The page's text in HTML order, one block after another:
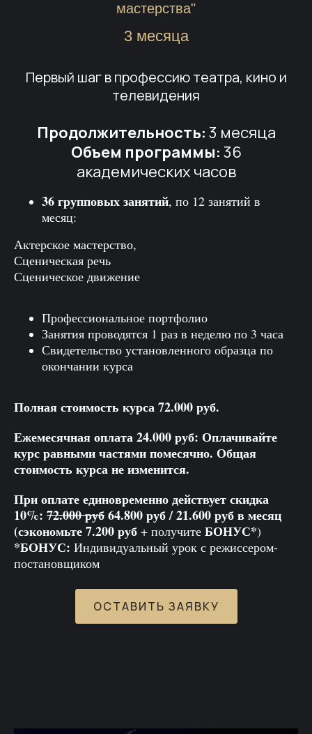
мастерства"
3 месяца
Первый шаг в профессию театра, кино и
телевидения
Продолжительность: 3 месяца
Объем программы: 36
академических часов
36 групповых занятий, по 12 занятий в
месяц:
Актерское мастерство,
Сценическая речь
Сценическое движение
Профессиональное портфолио
Занятия проводятся 1 раз в неделю по 3 часа
Свидетельство установленного образца по
окончании курса
Полная стоимость курса 72.000 руб.
Ежемесячная оплата 24.000 руб: Оплачивайте
курс равными частями помесячно. Общая
стоимость курса не изменится.
При оплате единовременно действует скидка
10%: 72.000 руб64.800 руб / 21.600 руб в месяц
(сэкономьте 7.200 руб + получите БОНУС*)
*БОНУС: Индивидуальный урок с режиссером-
постановщиком
ОСТАВИТЬ ЗАЯВКУ